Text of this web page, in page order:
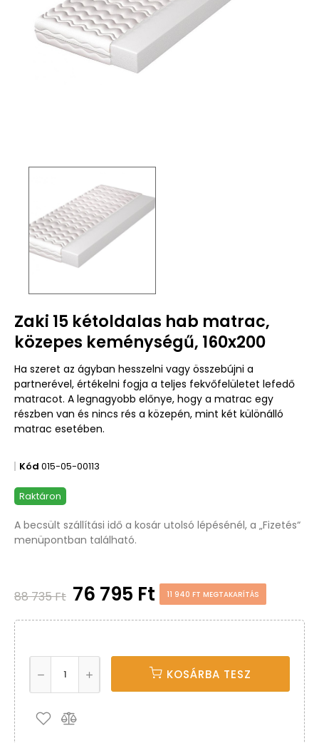
Zaki 15 kétoldalas hab matrac,
közepes keménységű, 160x200
Ha szeret az ágyban hesszelni vagy összebújni a
partnerével, értékelni fogja a teljes fekvőfelületet lefedő
matracot. A legnagyobb előnye, hogy a matrac egy
részben van és nincs rés a közepén, mint két különálló
matrac esetében.
Kód 015-05-00113
Raktáron
A becsült szállítási idő a kosár utolsó lépésénél, a „Fizetés“
menüpontban található.
88 735 Ft 76 795 Ft 11 940 FT MEGTAKARÍTÁS
KOSÁRBA TESZ